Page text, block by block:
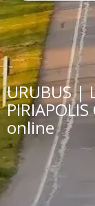
URUBUS |
online